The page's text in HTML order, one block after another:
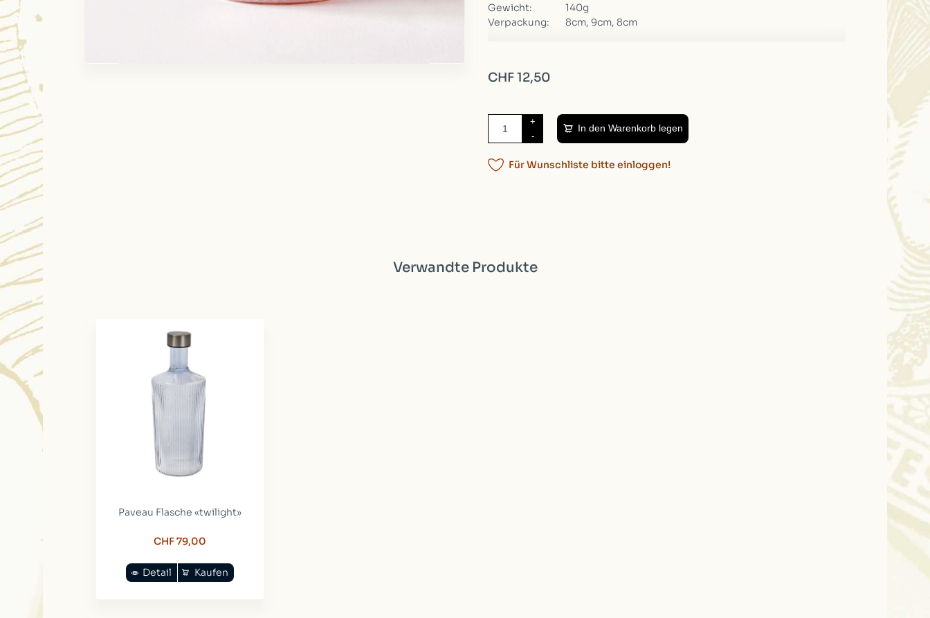
Gewicht:
140g
Verpackung:
8cm, 9cm, 8cm
CHF 12,50
+
-
In den Warenkorb legen
Für Wunschliste bitte einloggen!
Verwandte Produkte
Paveau Flasche «twilight»
CHF 79,00
Kaufen
Detail